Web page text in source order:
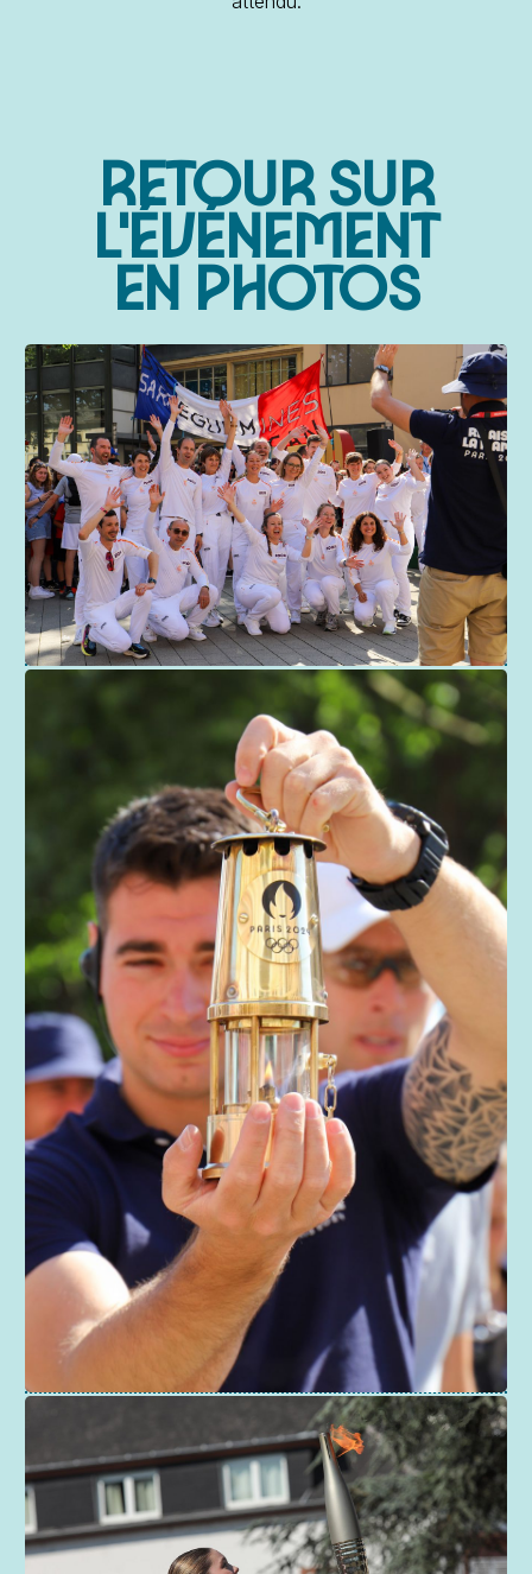
RETOUR SUR
L'ÉVÉNEMENT
EN PHOTOS